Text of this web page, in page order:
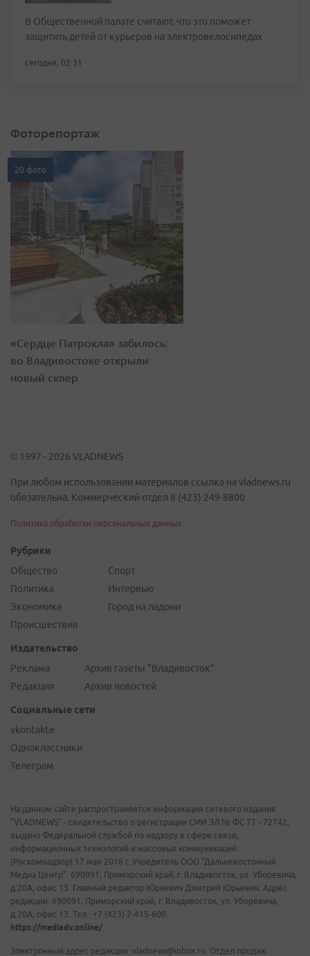
В Общественной палате считают, что это поможет
защитить детей от курьеров на электровелосипедах
сегодня, 02:31
Фоторепортаж
20 фото
«Сердце Патрокла» забилось:
во Владивостоке открыли
новый сквер
© 1997 - 2026 VLADNEWS
При любом использовании материалов ссылка на vladnews.ru
обязательна. Коммерческий отдел 8 (423) 249-8800
Политика обработки персональных данных
Рубрики
Общество
Политика
Экономика
Происшествия
Спорт
Интервью
Город на ладони
Издательство
Реклама
Редакция
Архив газеты "Владивосток"
Архив новостей
Социальные сети
vkontakte
Одноклассники
Телеграм
На данном сайте распространяется информация сетевого издания
"VLADNEWS" - свидетельство о регистрации СМИ ЭЛ № ФС 77 - 72742,
выдано Федеральной службой по надзору в сфере связи,
информационных технологий и массовых коммуникаций
(Роскомнадзор) 17 мая 2018 г. Учредитель ООО "Дальневосточный
Медиа Центр". 690091, Приморский край, г. Владивосток, ул. Уборевича,
д.20А, офис 13. Главный редактор Юркевич Дмитрий Юрьевич. Адрес
редакции: 690091, Приморский край, г. Владивосток, ул. Уборевича,
д.20А, офис 13. Тел.: +7 (423) 2-415-600.
https://mediadv.online/
Электронный адрес редакции: vladnews@inbox.ru. Отдел продаж